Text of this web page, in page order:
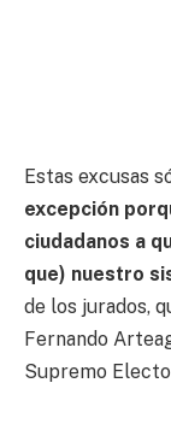
Estas excusas
excepción
ciudadanos a
que) nuestro
de los jurados,
Fernando
Supremo